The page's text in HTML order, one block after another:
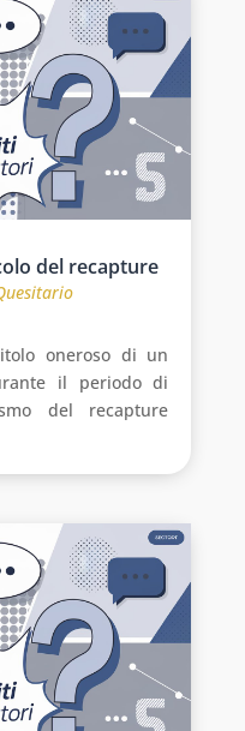
del recapture
oneroso di un
il periodo di
del recapture